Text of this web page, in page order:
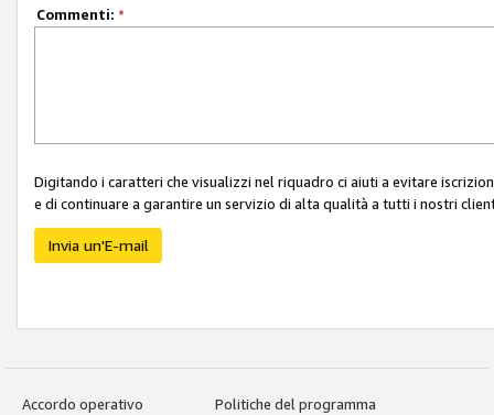
Commenti: *
Digitando i caratteri che visualizzi nel riquadro ci aiuti a evitare
e di continuare a garantire un servizio di alta qualità a tutti i nostri
Invia un'E-mail
Accordo operativo
Politiche del programma